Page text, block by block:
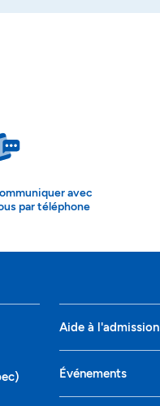
avec
par téléphone
Aide à l'admission
Événements